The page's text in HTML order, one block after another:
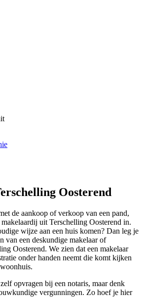
Oosterend
de aankoop of verkoop van een pand,
makelaardij uit Terschelling Oosterend in.
wijze aan een huis komen? Dan leg je
van een deskundige makelaar of
Oosterend. We zien dat een makelaar
onder handen neemt die komt kijken
opvragen bij een notaris, maar denk
vergunningen. Zo hoef je hier